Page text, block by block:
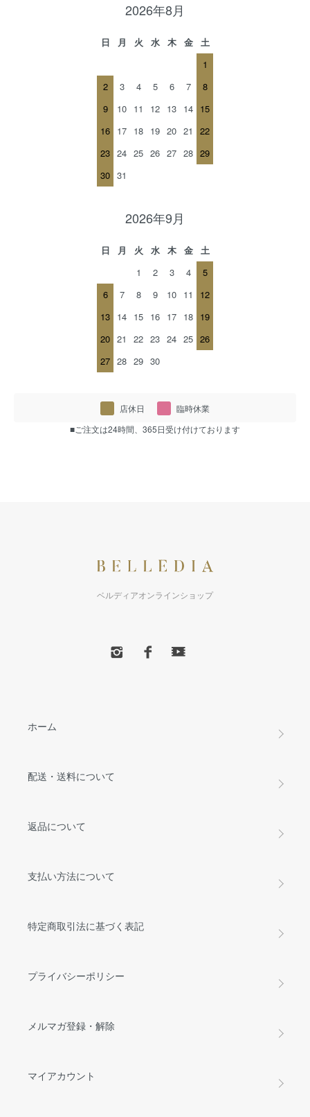
2026年8月
日 月 火 水 木 金
土
1
2
3 4 5 6 7
8
9
10 11 12 13 14 15
16 17 18 19 20 21
22
23 24 25 26 27 28 29
30 31
2026年9月
日 月 火 水 木 金
土
1
2 3 4
5
6
7 8 9 10 11
12
13 14 15 16 17 18 19
20 21 22 23 24 25 26
27 28 29 30
店休日
臨時休業
■ご注文は24時間、365日受け付けております
ベルディアオンラインショップ
ホーム
配送・送料について
返品について
支払い方法について
特定商取引法に基づく表記
プライバシーポリシー
メルマガ登録・解除
マイアカウント